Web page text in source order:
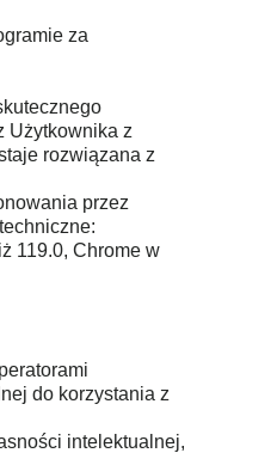
za
Użytkownika z
rozwiązana z
przez
119.0, Chrome w
do korzystania z
intelektualnej,